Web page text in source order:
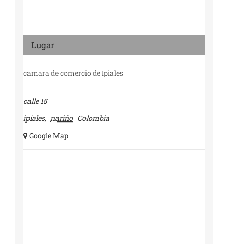
Lugar
camara de comercio de Ipiales
calle 15
ipiales, nariño Colombia
+ Google Map